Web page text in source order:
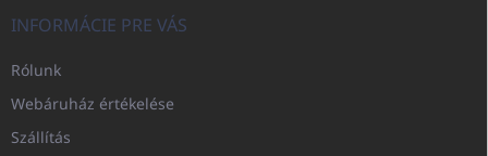
INFORMÁCIE PRE VÁS
Rólunk
Webáruház értékelése
Szállítás